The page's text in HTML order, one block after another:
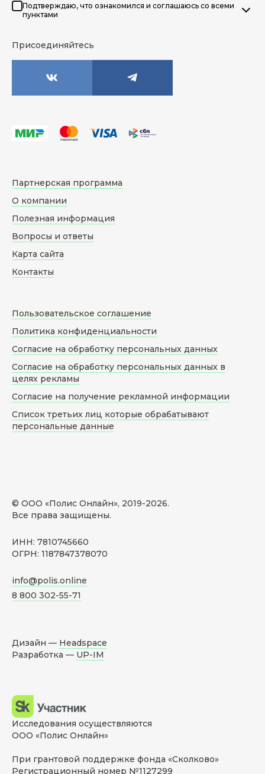
Подтверждаю, что ознакомился и соглашаюсь со всеми
пунктами
Присоединяйтесь
© ООО «Полис Онлайн», 2019-2026.
Все права защищены.
ИНН: 7810745660
ОГРН: 1187847378070
info@polis.online
8 800 302-55-71
Партнерская программа
О компании
Полезная информация
Вопросы и ответы
Карта сайта
Контакты
Пользовательское соглашение
Политика конфиденциальности
Согласие на обработку персональных данных
Согласие на обработку персональных данных в
целях рекламы
Согласие на получение рекламной информации
Список третьих лиц которые обрабатывают
персональные данные
Дизайн — Headspace
Разработка — UP-IM
Исследования осуществляются
ООО «Полис Онлайн»
При грантовой поддержке фонда «Сколково»
Регистрационный номер №1127299